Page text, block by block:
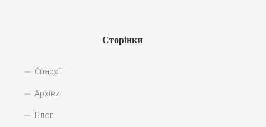
Сторінки
Єпархії
Архіви
Блог